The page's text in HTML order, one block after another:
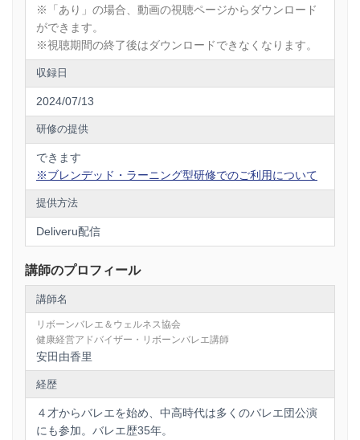
※「あり」の場合、動画の視聴ページからダウンロード
ができます。
※視聴期間の終了後はダウンロードできなくなります。
収録日
2024/07/13
研修の提供
できます
※ブレンデッド・ラーニング型研修でのご利用について
提供方法
Deliveru配信
講師のプロフィール
講師名
リボーンバレエ＆ウェルネス協会
健康経営アドバイザー・リボーンバレエ講師
安田由香里
経歴
４才からバレエを始め、中高時代は多くのバレエ団公演
にも参加。バレエ歴35年。